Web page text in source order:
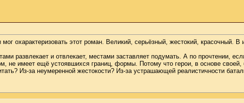
охарактеризовать этот роман. Великий, серьёзный, жестокий, красочный. В
развлекает и отвлекает, местами заставляет подумать. А по прочтении,
не имеет ещё устоявшихся границ, формы. Потому что герои, в основе своей,
Из-за неумеренной жестокости? Из-за устрашающей реалистичности